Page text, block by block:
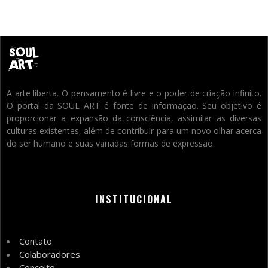
A arte liberta. O pensamento é livre e o poder de criação infinito.
O portal da SOUL ART é fonte de informação. Seu objetivo é
proporcionar a expansão da consciência, assimilar as diversas
culturas existentes, além de contribuir para um novo olhar acerca
do ser humano e suas variadas formas de expressão.
INSTITUCIONAL
Contato
Colaboradores